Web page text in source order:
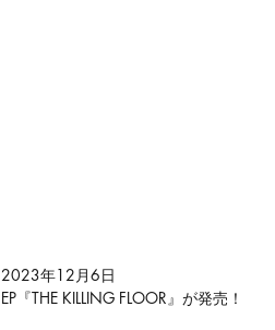
2023年12月6日
EP『THE KILLING FLOOR』が発売！